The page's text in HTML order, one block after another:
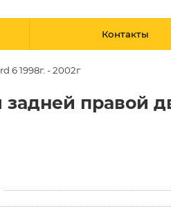
Контакты
6 1998г. - 2002г
правой